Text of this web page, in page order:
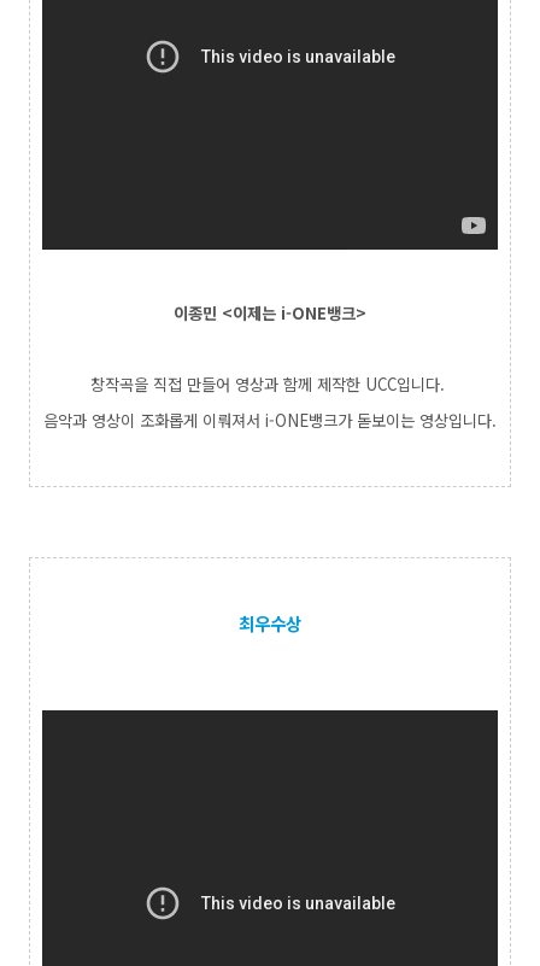
이종민 <이제는 i-ONE뱅크>
창작곡을 직접 만들어 영상과 함께 제작한 UCC입니다.
음악과 영상이 조화롭게 이뤄져서 i-ONE뱅크가 돋보이는 영상입니다.
최우수상